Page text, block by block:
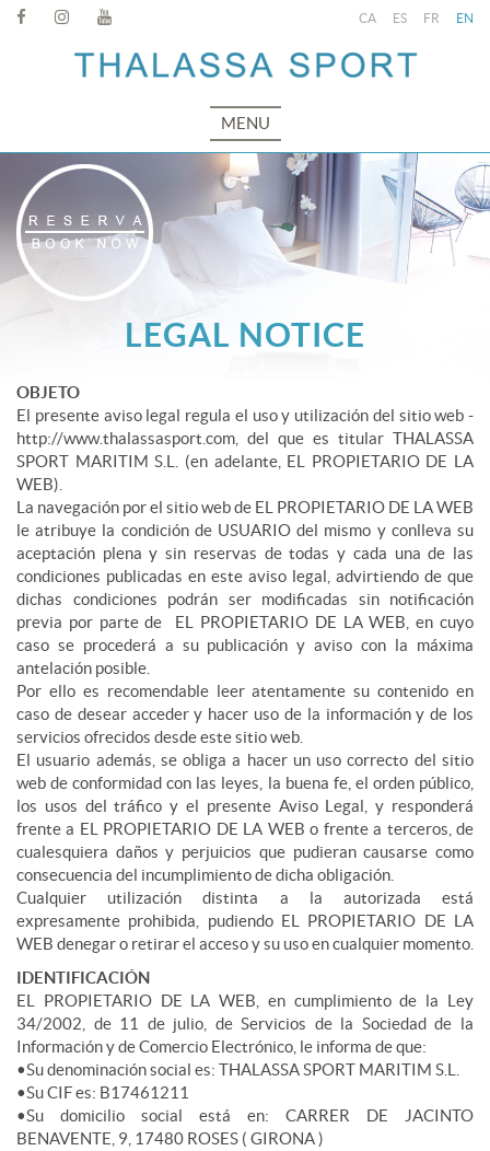
CA ES FR EN
MENU
LEGAL NOTICE
OBJETO
El presente aviso legal regula el uso y utilización del sitio web -
http://www.thalassasport.com, del que es titular THALASSA
SPORT MARITIM S.L. (en adelante, EL PROPIETARIO DE LA
WEB).
La navegación por el sitio web de EL PROPIETARIO DE LA WEB
le atribuye la condición de USUARIO del mismo y conlleva su
aceptación plena y sin reservas de todas y cada una de las
condiciones publicadas en este aviso legal, advirtiendo de que
dichas condiciones podrán ser modificadas sin notificación
previa por parte de EL PROPIETARIO DE LA WEB, en cuyo
caso se procederá a su publicación y aviso con la máxima
antelación posible.
Por ello es recomendable leer atentamente su contenido en
caso de desear acceder y hacer uso de la información y de los
servicios ofrecidos desde este sitio web.
El usuario además, se obliga a hacer un uso correcto del sitio
web de conformidad con las leyes, la buena fe, el orden público,
los usos del tráfico y el presente Aviso Legal, y responderá
frente a EL PROPIETARIO DE LA WEB o frente a terceros, de
cualesquiera daños y perjuicios que pudieran causarse como
consecuencia del incumplimiento de dicha obligación.
Cualquier utilización distinta a la autorizada está
expresamente prohibida, pudiendo EL PROPIETARIO DE LA
WEB denegar o retirar el acceso y su uso en cualquier momento.
IDENTIFICACIÓN
EL PROPIETARIO DE LA WEB, en cumplimiento de la Ley
34/2002, de 11 de julio, de Servicios de la Sociedad de la
Información y de Comercio Electrónico, le informa de que:
•Su denominación social es: THALASSA SPORT MARITIM S.L.
•Su CIF es: B17461211
•Su domicilio social está en: CARRER DE JACINTO
BENAVENTE, 9, 17480 ROSES ( GIRONA )